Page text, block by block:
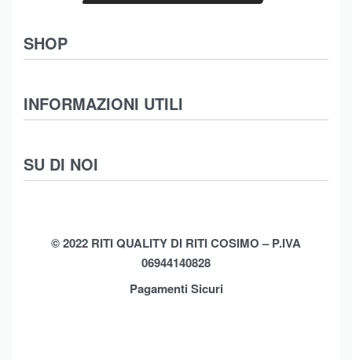
SHOP
Abbigliamento
Intimo
Moda Mare
SU DI NOI
Shop
INFORMAZIONI UTILI
Termini e Condizioni
Spedizioni
Privacy Policy
© 2022 RITI QUALITY DI RITI COSIMO – P.IVA
06944140828
Pagamenti Sicuri